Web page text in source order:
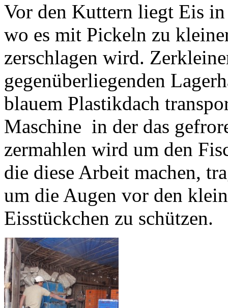
Vor den Kuttern liegt Eis
wo es mit Pickeln zu
zerschlagen wird.
gegenüberliegenden
blauem Plastikdach
Maschine in der das
zermahlen wird um den
die diese Arbeit machen,
um die Augen vor den
Eisstückchen zu schützen.